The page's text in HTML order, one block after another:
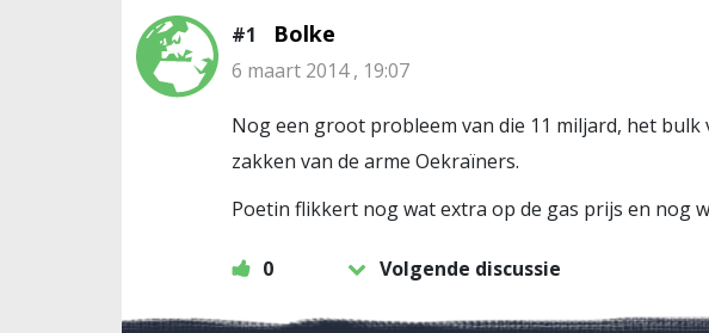
#1 Bolke
6 maart 2014 , 19:07
Nog een groot probleem van die 11 miljard, het
zakken van de arme Oekraïners.
Poetin flikkert nog wat extra op de gas prijs en nog
0 Volgende discussie